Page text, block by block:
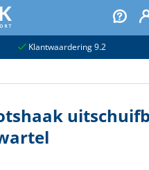
Klantwaardering 9.2